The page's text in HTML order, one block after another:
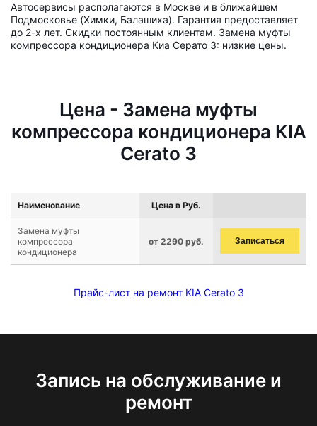
Автосервисы располагаются в Москве и в ближайшем
Подмосковье (Химки, Балашиха). Гарантия предоставляет
до 2-х лет. Скидки постоянным клиентам. Замена муфты
компрессора кондиционера Киа Серато 3: низкие цены.
Цена - Замена муфты
компрессора кондиционера KIA
Cerato 3
Наименование Цена в Руб.
Замена муфты
компрессора
кондиционера
от 2290 руб. Записаться
Прайс-лист на ремонт KIA Cerato 3
Запись на обслуживание и
ремонт